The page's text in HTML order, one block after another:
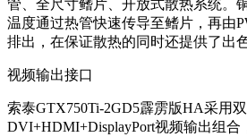
管、全尺寸鳍片、开放式散热系统。
温度通过热管快速传导至鳍片，再由
排出，在保证散热的同时还提供了出
视频输出接口
索泰GTX750Ti-2GD5霹雳版HA采用双
DVI+HDMI+DisplayPort视频输出组合